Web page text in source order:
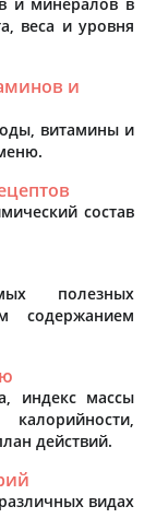
веса и уровня
и
витамины и
состав
полезных
содержанием
индекс массы
действий.
видах